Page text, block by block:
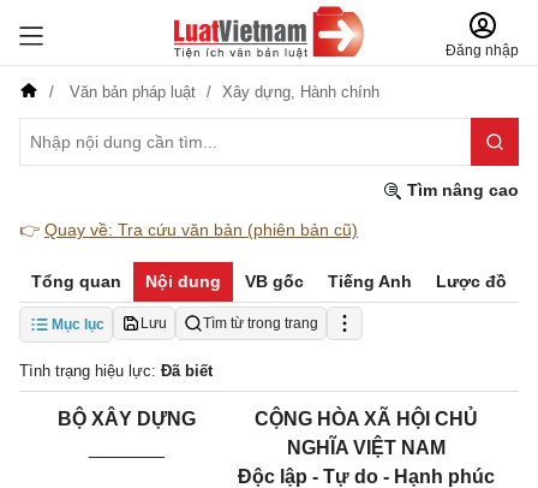
Đăng nhập
Văn bản pháp luật Xây dựng, Hành chính
Tìm nâng cao
👉 Quay về: Tra cứu văn bản (phiên bản cũ)
Tổng quan Nội dung VB gốc Tiếng Anh Lược đồ
Mục lục Lưu Tìm từ trong trang
Tình trạng hiệu lực: Đã biết
BỘ XÂY DỰNG
CỘNG HÒA XÃ HỘI CHỦ
NGHĨA VIỆT NAM
Độc lập - Tự do - Hạnh phúc